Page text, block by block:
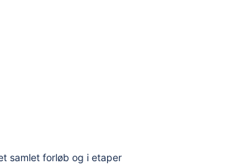
samlet forløb og i etaper